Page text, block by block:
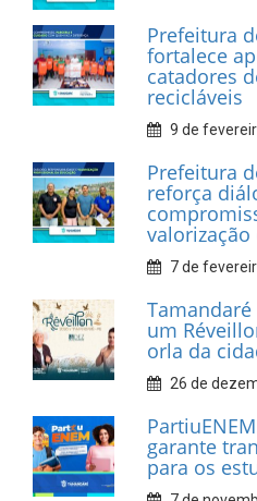
INFORMATIVOS
Prefeitura
realiza
Associação
Car Service
10 de
Dia do
cultural
9 de
Prefeitura
fortalece
catadores
recicláveis
9 de